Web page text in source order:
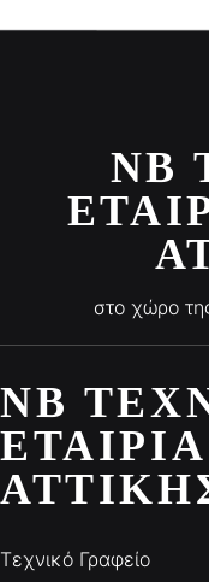
ΝΒ
στο χώρο
ΝΒ
Τεχνικό Γραφείο